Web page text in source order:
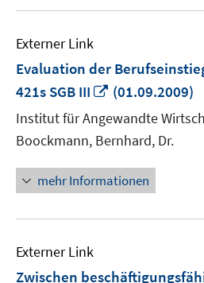
Externer Link
Evaluation der
421s SGB III
In
neuem
Fenster
öffnen
(01.09.2009)
Institut für Angewandte
Boockmann, Bernhard, Dr.
mehr Informationen
Externer Link
Zwischen